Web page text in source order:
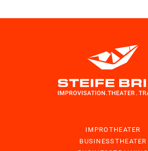
IMPROTHEATER
BUSINESSTHEATER